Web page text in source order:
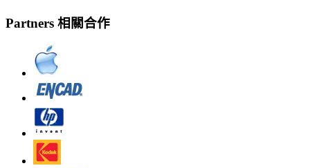
Partners 相關合作